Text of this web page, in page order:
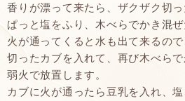
香りが漂って来たら、ザクザク切っ
ぱっと塩をふり、木べらでかき混ぜ
火が通ってくると水も出て来るので
切ったカブを入れて、再び木べらで
弱火で放置します。
カブに火が通ったら豆乳を入れ、